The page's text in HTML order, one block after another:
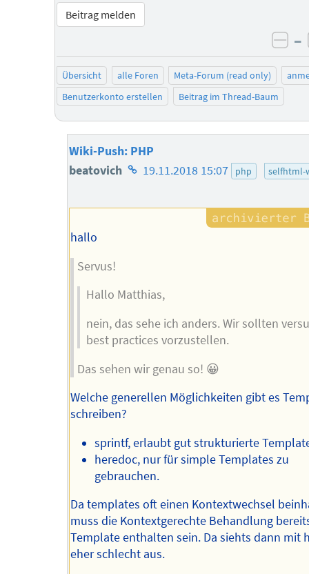
Beitrag melden
–
Übersicht alle Foren Meta-Forum (read only)
Benutzerkonto erstellen
Beitrag im Thread-Baum
Wiki-Push: PHP
beatovich Homepage
Autors
19.11.2018 15:07 php selfhtml-
hallo
Servus!
Hallo Matthias,
nein, das sehe ich anders. Wir sollten
best practices vorzustellen.
Das sehen wir genau so! 😀
Welche generellen Möglichkeiten gibt es
schreiben?
sprintf, erlaubt gut strukturierte
heredoc, nur für simple Templates zu
gebrauchen.
Da templates oft einen Kontextwechsel
muss die Kontextgerechte Behandlung
Template enthalten sein. Da siehts dann mit
eher schlecht aus.